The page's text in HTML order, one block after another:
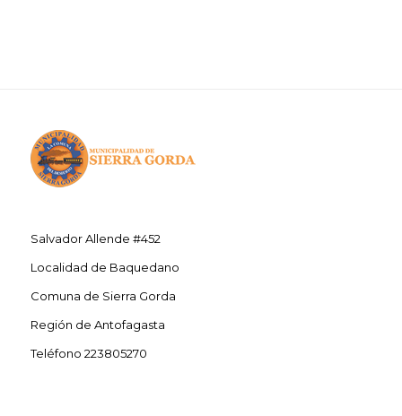
Salvador Allende #452
Localidad de Baquedano
Comuna de Sierra Gorda
Región de Antofagasta
Teléfono 223805270